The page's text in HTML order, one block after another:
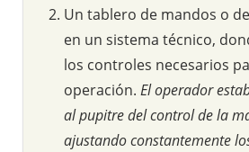
Un tablero de mandos o
en un sistema técnico,
los controles necesarios
operación. El operador
al pupitre del control de la
ajustando constantemente